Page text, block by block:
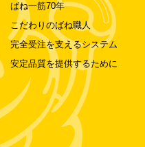
ばね一筋70年
こだわりのばね職人
完全受注を支えるシステム
安定品質を提供するために